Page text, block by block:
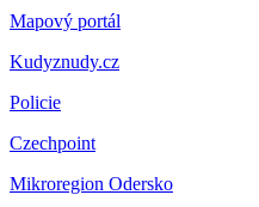
Mapový portál
Kudyznudy.cz
Policie
Czechpoint
Mikroregion Odersko